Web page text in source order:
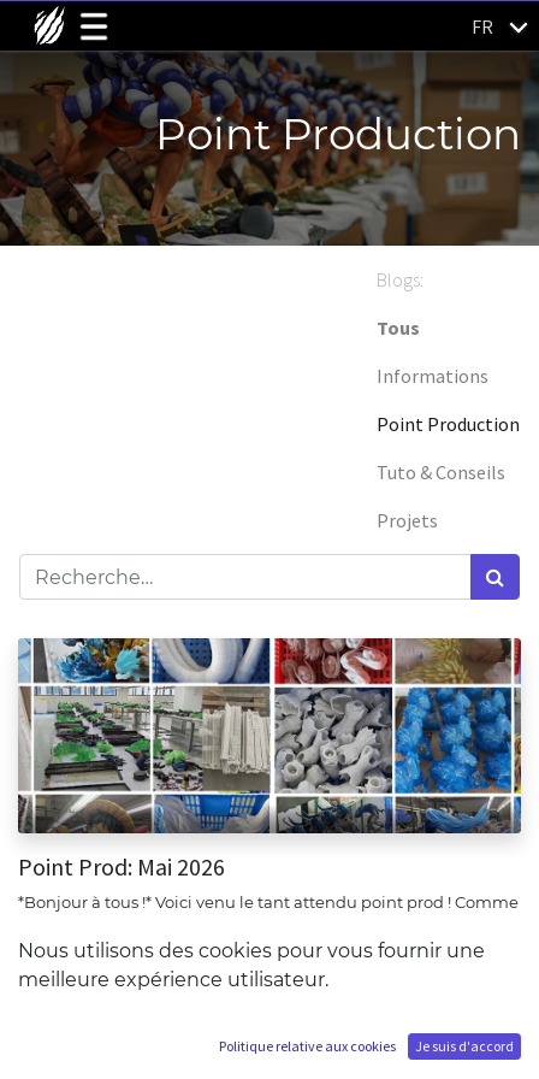
FR
Point Production
Blogs:
Tous
Informations
Point Production
Tuto & Conseils
Projets
Point Prod: Mai 2026
*Bonjour à tous !* Voici venu le tant attendu point prod ! Comme
Les références les plus anciennes sont livrée...
Nous utilisons des cookies pour vous fournir une
meilleure expérience utilisateur.
Politique relative aux cookies Je suis d'accord